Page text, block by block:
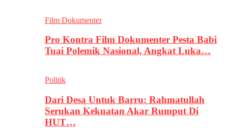
Film Dokumenter
Pro Kontra Film Dokumenter Pesta Babi
Tuai Polemik Nasional, Angkat Luka…
Politik
Dari Desa Untuk Barru: Rahmatullah
Serukan Kekuatan Akar Rumput Di
HUT…